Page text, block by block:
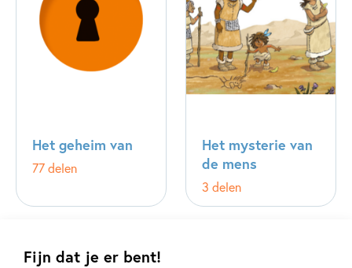
Fijn dat je er bent!
Het geheim van
77 delen
Het mysterie van
de mens
3 delen